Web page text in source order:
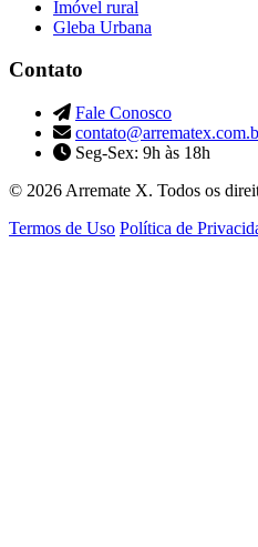
Imóvel rural
Gleba Urbana
Contato
Fale Conosco
Seg-Sex: 9h às 18h
© 2026 Arremate X. Todos os
Termos de Uso Política de